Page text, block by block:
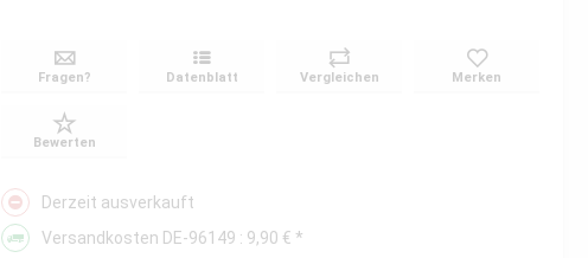
Fragen? Datenblatt Vergleichen Merken
Bewerten
Derzeit ausverkauft
Versandkosten DE-96149 : 9,90 € *